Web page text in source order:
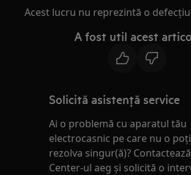
Acest lucru nu reprezintă o
A fost util acest
Solicită asistenţă service
Ai o problemă cu aparatul tău
electrocasnic pe care nu o poţi
rezolva singur(ă)?
Center-ul aeg și solicită o